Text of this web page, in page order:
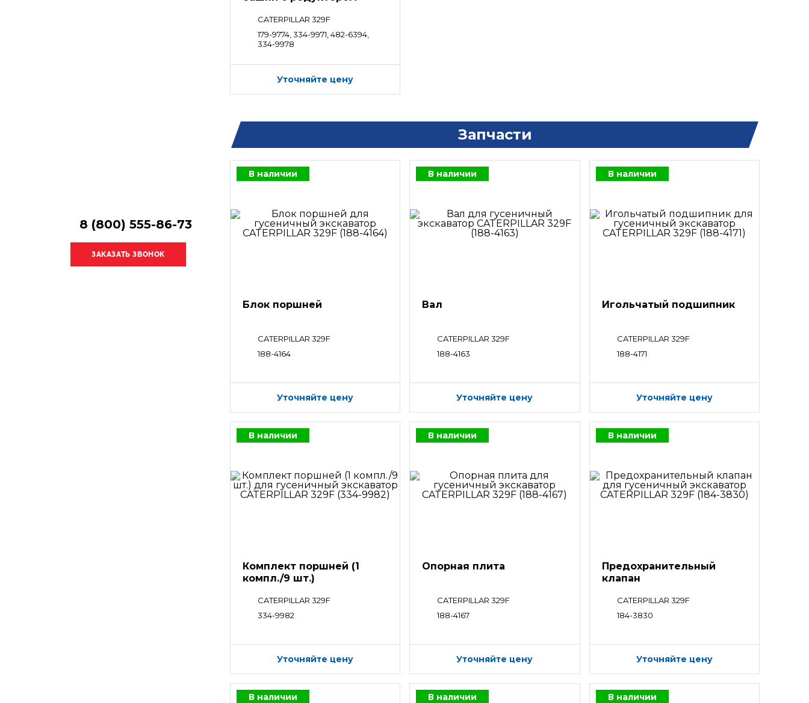
8 (800) 555-86-73
CATERPILLAR 329F
179-9774, 334-9971, 482-6394,
334-9978
Уточняйте цену
Запчасти
В наличии
Блок поршней
CATERPILLAR 329F
188-4164
Уточняйте цену
В наличии
Вал
CATERPILLAR 329F
188-4163
Уточняйте цену
В наличии
Игольчатый подшипник
CATERPILLAR 329F
188-4171
Уточняйте цену
В наличии
Комплект поршней (1
компл./9 шт.)
CATERPILLAR 329F
334-9982
Уточняйте цену
В наличии
Опорная плита
CATERPILLAR 329F
188-4167
Уточняйте цену
В наличии
Предохранительный
клапан
CATERPILLAR 329F
184-3830
Уточняйте цену
В наличии В наличии В наличии